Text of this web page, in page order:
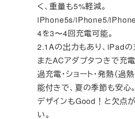
く、重量も5%軽減。
iPhone5s/iPhone5/
4を3〜4回充電可能。
2.1Aの出力もあり、iPadの
またACアダプタつきで充
過充電・ショート・発熱（過
能付きで、夏の季節も安心。
デザインもGood！と欠点
い。